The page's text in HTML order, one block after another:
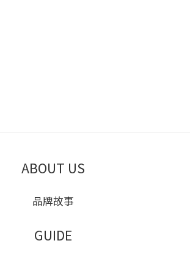
ABOUT US
品牌故事
GUIDE